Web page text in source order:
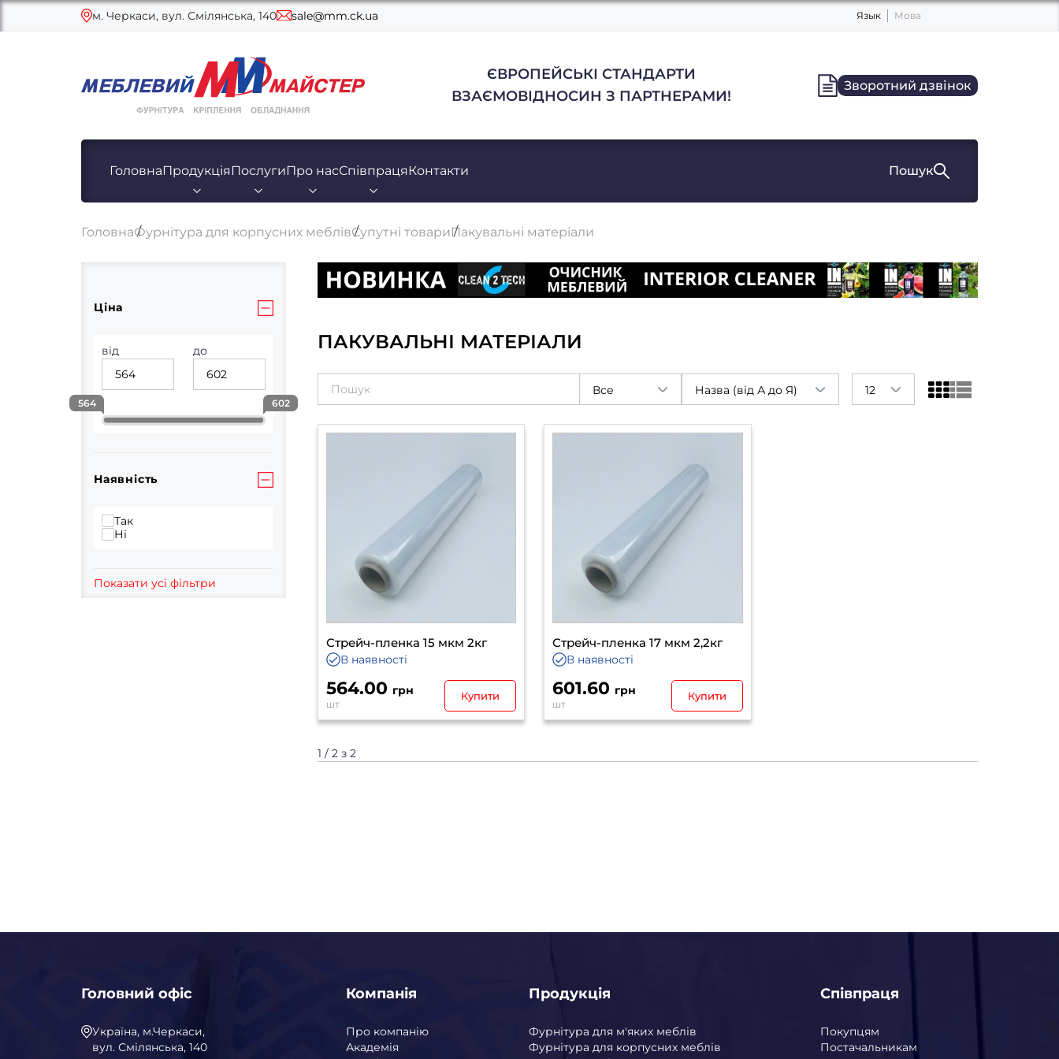
м. Черкаси, вул. Смілянська, 140 sale@mm.ck.ua Язык Мова
ЄВРОПЕЙСЬКІ СТАНДАРТИ
ВЗАЄМОВІДНОСИН З ПАРТНЕРАМИ!
Зворотний дзвінок
ГоловнаПродукція ПослугиПро насСпівпраця Контакти Пошук
ГоловнаФурнітура для корпусних меблівСупутні товариПакувальні матеріали
Ціна
від до
564 602
Наявність
Так
Ні
Показати усі фільтри
ПАКУВАЛЬНІ МАТЕРІАЛИ
Все Назва (від А до Я) 12
Стрейч-пленка 15 мкм 2кг
В наявності
564.00 грн
шт
Купити
Стрейч-пленка 17 мкм 2,2кг
В наявності
601.60 грн
шт
Купити
1 / 2 з 2
Головний офіс
Україна, м.Черкаси,
вул. Смілянська, 140
Компанія
Про компанію
Академія
Продукція
Фурнітура для м'яких меблів
Фурнітура для корпусних меблів
Співпраця
Покупцям
Постачальникам